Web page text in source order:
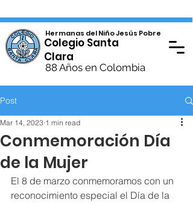
Hermanas del Niño Jesús Pobre
Colegio Santa
Clara
88 Años en Colombia
Post
Conmemoración Día
de la Mujer
Mar 14, 2023 1 min read
El 8 de marzo conmemoramos con un
reconocimiento especial el Día de la